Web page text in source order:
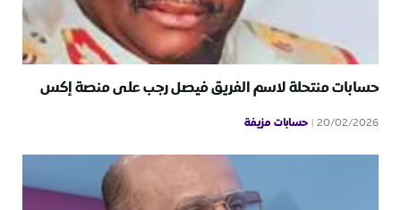
حسابات منتحلة لاسم الفريق فيصل رجب على منصة إكس
20/02/2026 حسابات مزيفة